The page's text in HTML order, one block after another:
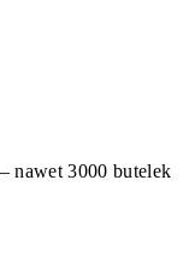
nawet 3000 butelek